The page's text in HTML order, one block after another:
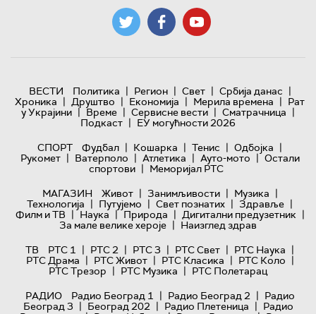
ВЕСТИ Политика | Регион | Свет | Србија данас |
Хроника | Друштво | Економија | Мерила времена | Рат
у Украјини | Време | Сервисне вести | Сматрачница |
Подкаст | ЕУ могућности 2026
СПОРТ
Фудбал | Кошарка | Тенис | Одбојка |
Рукомет | Ватерполо | Атлетика | Ауто-мото | Остали
спортови | Меморијал РТС
МАГАЗИН
Живот | Занимљивости | Музика |
Технологијa | Путујемо | Свет познатих | Здравље |
Филм и ТВ | Наука | Природа | Дигитални предузетник |
За мале велике хероје | Наизглед здрав
ТВ
РТС 1 | РТС 2 | РТС 3 | РТС Свет | РТС Наука |
РТС Драма | РТС Живот | РТС Класика | РТС Коло |
РТС Трезор | РТС Музика | РТС Полетарац
РАДИО
Радио Београд 1 | Радио Београд 2 | Радио
Београд 3 | Београд 202 | Радио Плетеница | Радио